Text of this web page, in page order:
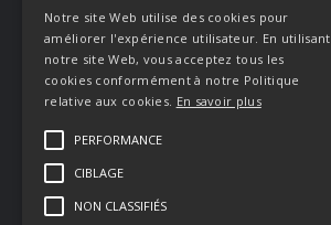
Le studio
Galerie
Blog
Mentions légales
CGV
Presse & Distinctions
Notre site Web utilise des cookies pour
améliorer l'expérience utilisateur. En utilisant
notre site Web, vous acceptez tous les
cookies conformément à notre Politique
relative aux cookies. En savoir plus
PERFORMANCE
CIBLAGE
NON CLASSIFIÉS